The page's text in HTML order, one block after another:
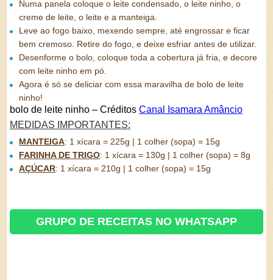
Numa panela coloque o leite condensado, o leite ninho, o
creme de leite, o leite e a manteiga.
Leve ao fogo baixo, mexendo sempre, até engrossar e ficar
bem cremoso. Retire do fogo, e deixe esfriar antes de utilizar.
Desenforme o bolo, coloque toda a cobertura já fria, e decore
com leite ninho em pó.
Agora é só se deliciar com essa maravilha de bolo de leite
ninho!
bolo de leite ninho – Créditos Canal Isamara Amâncio
MEDIDAS IMPORTANTES:
MANTEIGA: 1 xícara = 225g | 1 colher (sopa) = 15g
FARINHA DE TRIGO: 1 xícara = 130g | 1 colher (sopa) = 8g
AÇÚCAR: 1 xícara = 210g | 1 colher (sopa) = 15g
GRUPO DE RECEITAS NO WHATSAPP